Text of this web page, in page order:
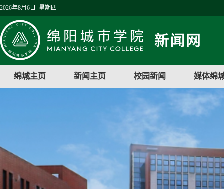
2026年8月6日 星期四
绵城主页 新闻主页 校园新闻 媒体绵